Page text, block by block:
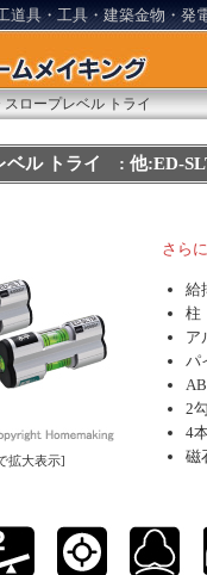
道具・工具・建築金物・発
スロープレベル トライ
ベル トライ : 他:ED-
拡大表示]
さら
給
柱
ア
パ
2
4
磁